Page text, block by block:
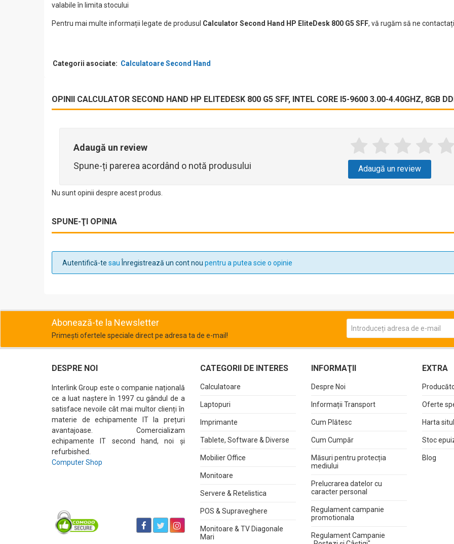
valabile în limita stocului
Pentru mai multe informații legate de produsul Calculator Second Hand HP EliteDesk 800 G5 SFF, vă rugăm să ne contactați.
Categorii asociate: Calculatoare Second Hand
OPINII CALCULATOR SECOND HAND HP ELITEDESK 800 G5 SFF, INTEL CORE I5-9600 3.00-4.40GHZ, 8GB
Adaugă un review
Spune-ți parerea acordând o notă produsului
Adaugă un review
Nu sunt opinii despre acest produs.
SPUNE-ŢI OPINIA
Autentifică-te sau Înregistrează un cont nou pentru a putea scie o opinie
Abonează-te la Newsletter
Primești ofertele speciale direct pe adresa ta de e-mail!
DESPRE NOI
Interlink Group este o companie națională
ce a luat naștere în 1997 cu gândul de a
satisface nevoile cât mai multor clienți în
materie de echipamente IT la prețuri
avantajoase. Comercializam
echipamente IT second hand, noi și
refurbished.
Computer Shop
CATEGORII DE INTERES
Calculatoare
Laptopuri
Imprimante
Tablete, Software & Diverse
Mobilier Office
Monitoare
Servere & Retelistica
POS & Supraveghere
Monitoare & TV Diagonale
Mari
INFORMAŢII
Despre Noi
Informații Transport
Cum Plătesc
Cum Cumpăr
Măsuri pentru protecția
mediului
Prelucrarea datelor cu
caracter personal
Regulament campanie
promotionala
Regulament Campanie
EXTRA
Oferte
Harta
Stoc
Blog